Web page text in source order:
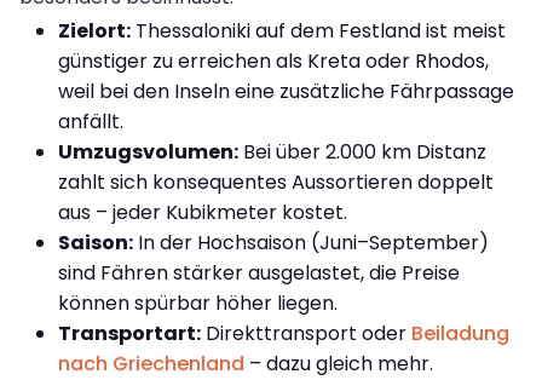
Zielort: Thessaloniki auf dem Festland ist meist
günstiger zu erreichen als Kreta oder Rhodos,
weil bei den Inseln eine zusätzliche Fährpassage
anfällt.
Umzugsvolumen: Bei über 2.000 km Distanz
zahlt sich konsequentes Aussortieren doppelt
aus – jeder Kubikmeter kostet.
Saison: In der Hochsaison (Juni–September)
sind Fähren stärker ausgelastet, die Preise
können spürbar höher liegen.
Transportart: Direkttransport oder Beiladung
nach Griechenland – dazu gleich mehr.